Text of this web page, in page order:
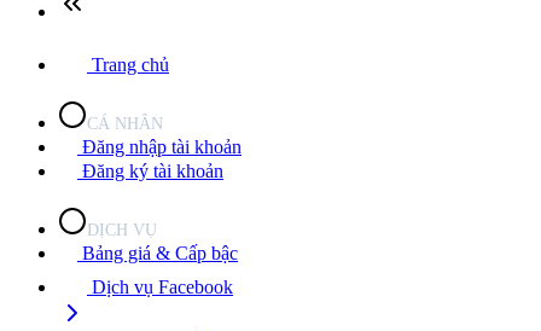
Trang chủ
CÁ NHÂN
Đăng nhập tài khoản
Đăng ký tài khoản
DỊCH VỤ
Bảng giá & Cấp bậc
Dịch vụ Facebook